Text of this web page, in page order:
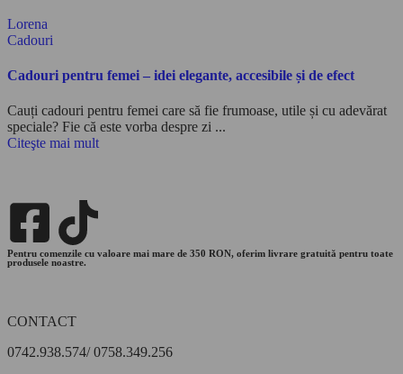
Lorena
Cadouri
Cadouri pentru femei – idei elegante, accesibile și de efect
Cauți cadouri pentru femei care să fie frumoase, utile și cu adevărat
speciale? Fie că este vorba despre zi ...
Citeşte mai mult
Pentru comenzile cu valoare mai mare de 350 RON, oferim livrare gratuită pentru toate
produsele noastre.
CONTACT
0742.938.574/ 0758.349.256